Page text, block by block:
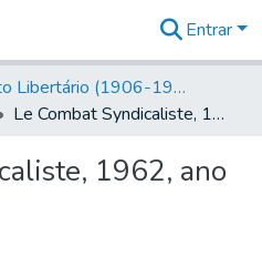
na
Entrar
Canto Libertário (1906-1995)
Le Combat Syndicaliste, 1962, ano 34, n 214
1962, ano